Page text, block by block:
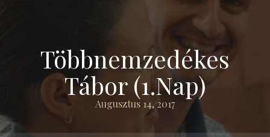
Többnemzedékes
Tábor (1.nap)
Augusztus 14, 2017